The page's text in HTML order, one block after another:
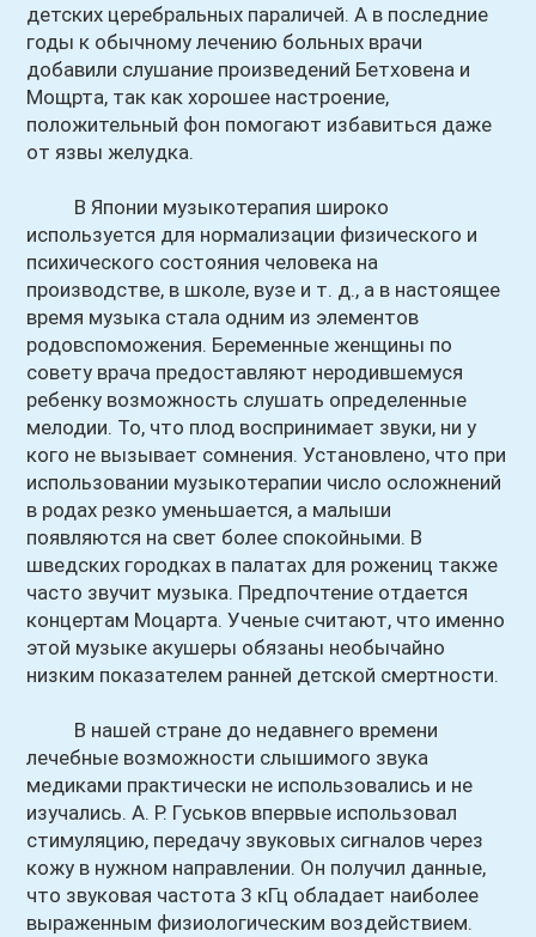
детских церебральных параличей. А в последние
годы к обычному лечению больных врачи
добавили слушание произведений Бетховена и
Мощрта, так как хорошее настроение,
положительный фон помогают избавиться даже
от язвы желудка.
В Японии музыкотерапия широко
используется для нормализации физического и
психического состояния человека на
производстве, в школе, вузе и т. д., а в настоящее
время музыка стала одним из элементов
родовспоможения. Беременные женщины по
совету врача предоставляют неродившемуся
ребенку возможность слушать определенные
мелодии. То, что плод воспринимает звуки, ни у
кого не вызывает сомнения. Установлено, что при
использовании музыкотерапии число осложнений
в родах резко уменьшается, а малыши
появляются на свет более спокойными. В
шведских городках в палатах для рожениц также
часто звучит музыка. Предпочтение отдается
концертам Моцарта. Ученые считают, что именно
этой музыке акушеры обязаны необычайно
низким показателем ранней детской смертности.
В нашей стране до недавнего времени
лечебные возможности слышимого звука
медиками практически не использовались и не
изучались. А. Р. Гуськов впервые использовал
стимуляцию, передачу звуковых сигналов через
кожу в нужном направлении. Он получил данные,
что звуковая частота 3 кГц обладает наиболее
выраженным физиологическим воздействием.